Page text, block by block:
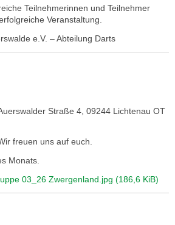
Teilnehmerinnen und Teilnehmer
Veranstaltung.
e.V. – Abteilung Darts
Straße 4, 09244 Lichtenau OT
freuen uns auf euch.
Monats.
03_26 Zwergenland.jpg (186,6 KiB)